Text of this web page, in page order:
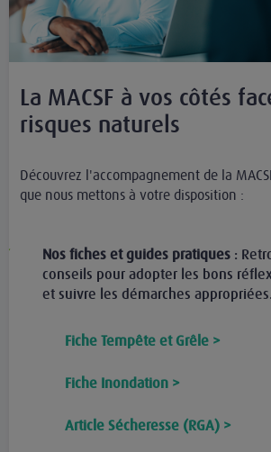
La MACSF à vos côtés
risques naturels
Découvrez l'accompagnement de la
que nous mettons à votre disposition :
Nos fiches et guides pratiques :
conseils pour adopter les bons
et suivre les démarches appropriées.
Fiche Tempête et Grêle >
Fiche Inondation >
Article Sécheresse (RGA) >